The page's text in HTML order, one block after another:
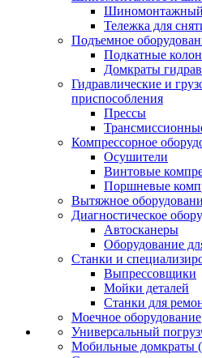
Шиномонтажный
Тележка для
Подъемное
Подкатные
Домкраты
Гидравлические и
приспособления
Прессы
Компрессорное
Осушители
Винтовые
Поршневые
Вытяжное
Диагностическое
Автосканеры
Оборудование
Станки и
Выпрессовщики
Мойки деталей
Станки для
Моечное оборудование
Универсальный
Мобильные домкраты